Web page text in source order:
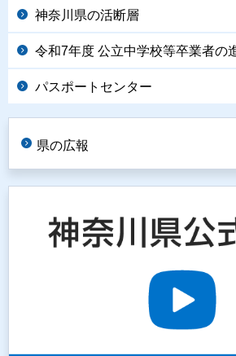
神奈川県の活断層
令和7年度 公立中学校等卒業者の
パスポートセンター
県の広報